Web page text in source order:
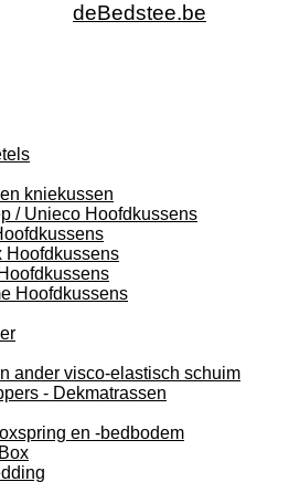
deBedstee.be
kniekussen
/ Unieco Hoofdkussens
Hoofdkussens
Hoofdkussens
ander visco-elastisch schuim
- Dekmatrassen
en -bedbodem